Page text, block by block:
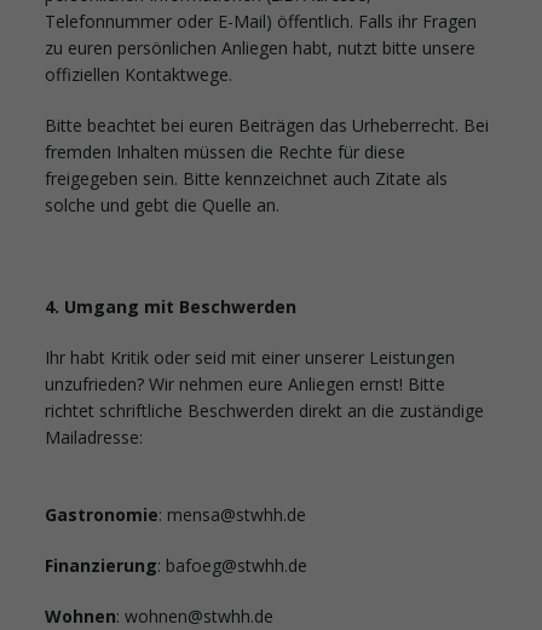
Telefonnummer oder E-Mail) öffentlich. Falls ihr Fragen
zu euren persönlichen Anliegen habt, nutzt bitte unsere
offiziellen Kontaktwege.
Bitte beachtet bei euren Beiträgen das Urheberrecht. Bei
fremden Inhalten müssen die Rechte für diese
freigegeben sein. Bitte kennzeichnet auch Zitate als
solche und gebt die Quelle an.
4. Umgang mit Beschwerden
Ihr habt Kritik oder seid mit einer unserer Leistungen
unzufrieden? Wir nehmen eure Anliegen ernst! Bitte
richtet schriftliche Beschwerden direkt an die zuständige
Mailadresse:
Gastronomie: mensa@stwhh.de
Finanzierung: bafoeg@stwhh.de
Wohnen: wohnen@stwhh.de